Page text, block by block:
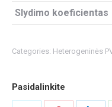
Slydimo koeficientas
Categories: Heterogeninės
Pasidalinkite